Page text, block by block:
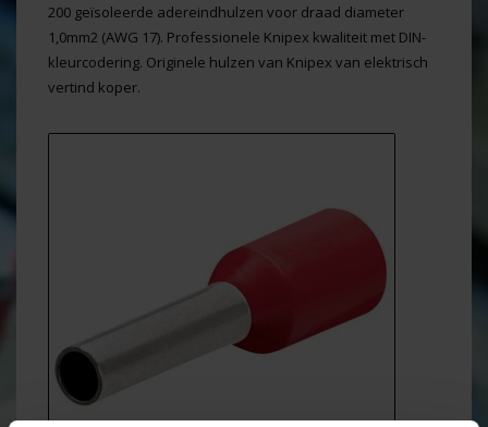
200 geïsoleerde adereindhulzen voor draad diameter
1,0mm2 (AWG 17). Professionele Knipex kwaliteit met DIN-
kleurcodering. Originele hulzen van Knipex van elektrisch
vertind koper.